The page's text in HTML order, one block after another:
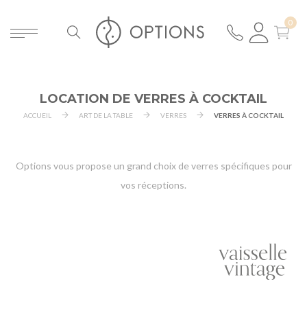
LOCATION DE VERRES À COCKTAIL
ACCUEIL ART DE LA TABLE VERRES VERRES À COCKTAIL
Options vous propose un grand choix de verres spécifiques pour
vos réceptions.